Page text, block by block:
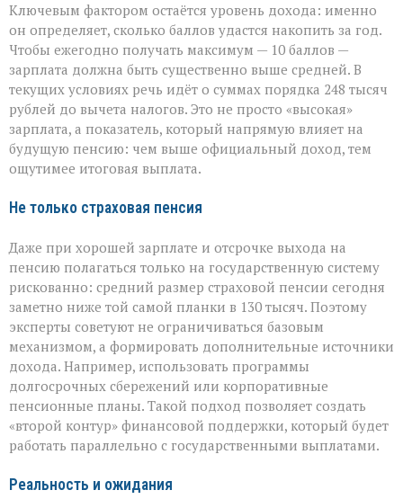
Ключевым фактором остаётся уровень дохода: именно
он определяет, сколько баллов удастся накопить за год.
Чтобы ежегодно получать максимум — 10 баллов —
зарплата должна быть существенно выше средней. В
текущих условиях речь идёт о суммах порядка 248 тысяч
рублей до вычета налогов. Это не просто «высокая»
зарплата, а показатель, который напрямую влияет на
будущую пенсию: чем выше официальный доход, тем
ощутимее итоговая выплата.
Не только страховая пенсия
Даже при хорошей зарплате и отсрочке выхода на
пенсию полагаться только на государственную систему
рискованно: средний размер страховой пенсии сегодня
заметно ниже той самой планки в 130 тысяч. Поэтому
эксперты советуют не ограничиваться базовым
механизмом, а формировать дополнительные источники
дохода. Например, использовать программы
долгосрочных сбережений или корпоративные
пенсионные планы. Такой подход позволяет создать
«второй контур» финансовой поддержки, который будет
работать параллельно с государственными выплатами.
Реальность и ожидания